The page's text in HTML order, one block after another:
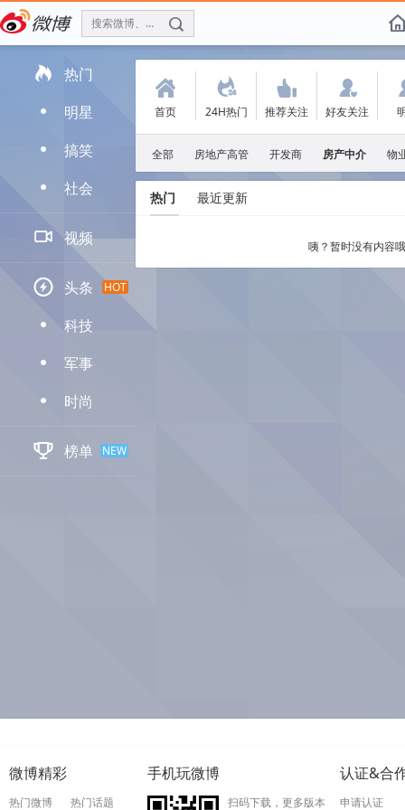
搜索微博、找人 f
 热门
D 明星
D 搞笑
D 社会
 视频
 头条 HOT
D 科技
D 军事
D 时尚
 榜单 NEW
(
首页
.
24H热门
'
推荐关注
:
好友关注
全部 房地产高管 开发商 房产中介 物
热门 最近更新
咦？暂时没有内容
微博精彩
热门微博 热门话题
手机玩微博
扫码下载，更多版本
认证&合
申请认证